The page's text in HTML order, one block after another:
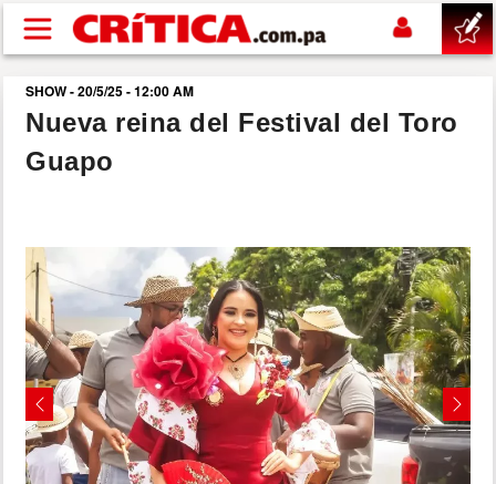
Pasar al contenido principal
buscar
SUCESOS
POLÍTICA
SHOW
DEPORTES
MUNDO
SHOW - 20/5/25 - 12:00 AM
Nueva reina del Festival del Toro
Guapo
Previous Next